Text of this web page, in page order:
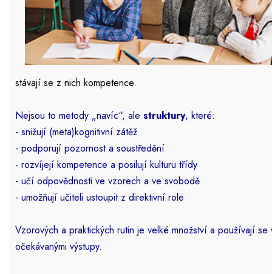
stávají se z nich kompetence.
Nejsou to metody „navíc“, ale struktury, které:
- snižují (meta)kognitivní zátěž
- podporují pozornost a soustředění
- rozvíjejí kompetence a posilují kulturu třídy
- učí odpovědnosti ve vzorech a ve svobodě
- umožňují učiteli ustoupit z direktivní role
Vzorových a praktických rutin je velké množství a používají
očekávanými výstupy.